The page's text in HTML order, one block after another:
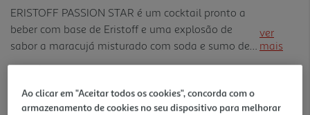
ERISTOFF PASSION STAR é um cocktail pronto a
beber com base de Eristoff e uma explosão de
sabor a maracujá misturado com soda e sumo de
lima espremido.
ver
mais
11.96 €/Lt
Ao clicar em "Aceitar todos os cookies", concorda com o
armazenamento de cookies no seu dispositivo para melhorar